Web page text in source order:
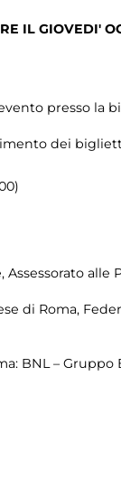
IL GIOVEDI'
presso la
dei
Assessorato
di Roma,
BNL –